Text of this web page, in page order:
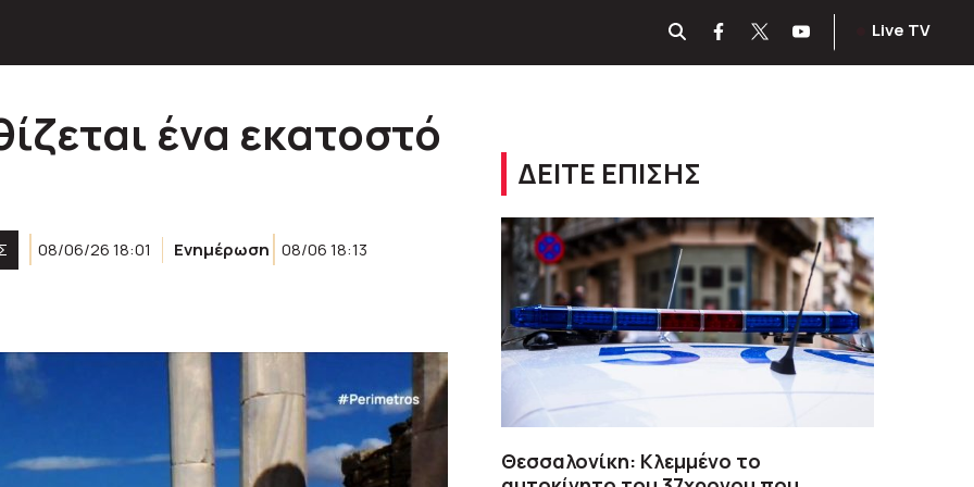
Live TV
ένα εκατοστό
08/06/26 18:01 Ενημέρωση 08/06 18:13
ΔΕΙΤΕ ΕΠΙΣΗΣ
Θεσσαλονίκη: Κλεμμένο το